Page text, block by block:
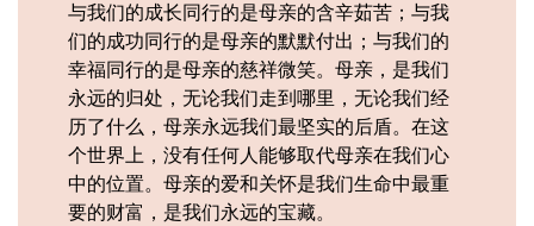
与我们的成长同行的是母亲的含辛茹苦；与我
们的成功同行的是母亲的默默付出；与我们的
幸福同行的是母亲的慈祥微笑。母亲，是我们
永远的归处，无论我们走到哪里，无论我们经
历了什么，母亲永远我们最坚实的后盾。在这
个世界上，没有任何人能够取代母亲在我们心
中的位置。母亲的爱和关怀是我们生命中最重
要的财富，是我们永远的宝藏。